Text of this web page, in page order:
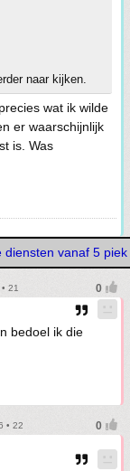
naar kijken.
wat ik wilde
er waarschijnlijk
is. Was
diensten vanaf 5 piek
21
bedoel ik die
• 22